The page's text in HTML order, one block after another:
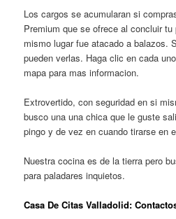
Los cargos se acumularan si
Premium que se ofrece al concluir
mismo lugar fue atacado a balazos.
pueden verlas. Haga clic en cada
mapa para mas informacion.
Extrovertido, con seguridad en si
busco una una chica que le guste
pingo y de vez en cuando tirarse en
Nuestra cocina es de la tierra pero
para paladares inquietos.
Casa De Citas Valladolid: